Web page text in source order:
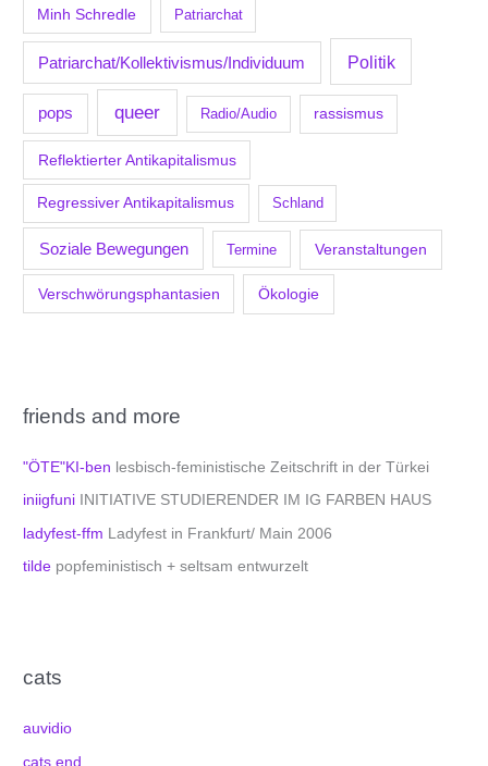
Minh Schredle Patriarchat
Patriarchat/Kollektivismus/Individuum Politik
pops queer Radio/Audio rassismus
Reflektierter Antikapitalismus
Regressiver Antikapitalismus Schland
Soziale Bewegungen Termine Veranstaltungen
Verschwörungsphantasien Ökologie
friends and more
"ÖTE"KI-ben lesbisch-feministische Zeitschrift in der Türkei
iniigfuni INITIATIVE STUDIERENDER IM IG FARBEN HAUS
ladyfest-ffm Ladyfest in Frankfurt/ Main 2006
tilde popfeministisch + seltsam entwurzelt
cats
auvidio
cats end